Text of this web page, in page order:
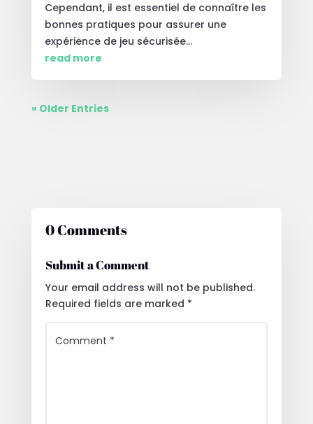
Cependant, il est essentiel de connaître les
bonnes pratiques pour assurer une
expérience de jeu sécurisée...
read more
« Older Entries
0 Comments
Submit a Comment
Your email address will not be published.
Required fields are marked *